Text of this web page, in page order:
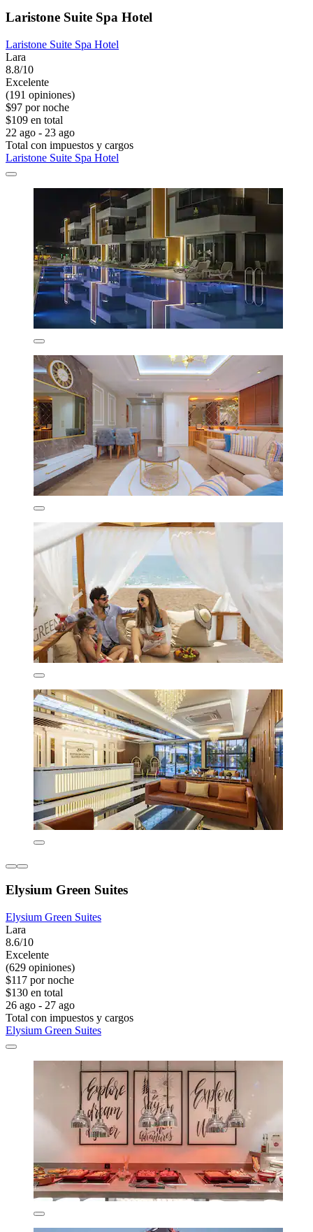
Laristone Suite Spa Hotel
Laristone Suite Spa Hotel
Lara
8.8/10
Excelente
(191 opiniones)
$97 por noche
$109 en total
22 ago - 23 ago
Total con impuestos y cargos
Laristone Suite Spa Hotel
Elysium Green Suites
Elysium Green Suites
Lara
8.6/10
Excelente
(629 opiniones)
$117 por noche
$130 en total
26 ago - 27 ago
Total con impuestos y cargos
Elysium Green Suites